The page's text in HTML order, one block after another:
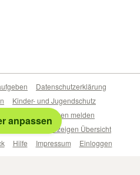
anpassen
Datenschutzerklärung
Kinder- und Jugendschutz
Sicherheitslücken melden
Suchen
Anzeigen Übersicht
Hilfe Impressum Einloggen